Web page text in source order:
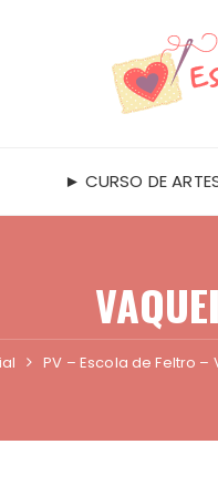
► CURSO DE
PV – Escola de Feltro –